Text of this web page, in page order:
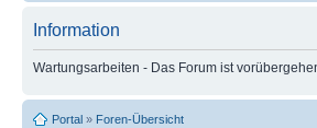
Information
Wartungsarbeiten - Das Forum ist
Portal » Foren-Übersicht